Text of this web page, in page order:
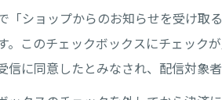
「ショップからのお知らせを受け取
。このチェックボックスにチェック
信に同意したとみなされ、配信対象者